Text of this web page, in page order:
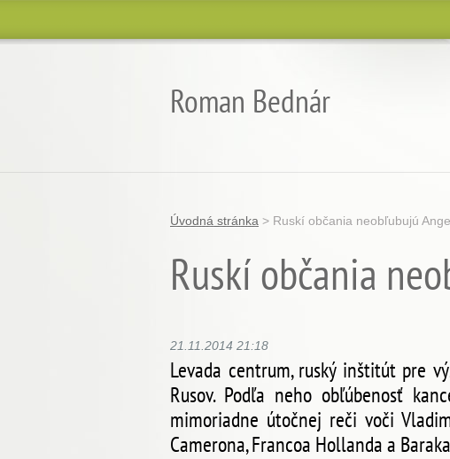
Roman Bednár
Úvodná stránka > Ruskí občania neobľubujú
Ruskí občania
21.11.2014 21:18
Levada centrum, ruský inštitút pre
Rusov. Podľa neho obľúbenosť
mimoriadne útočnej reči voči
Camerona, Francoa Hollanda a